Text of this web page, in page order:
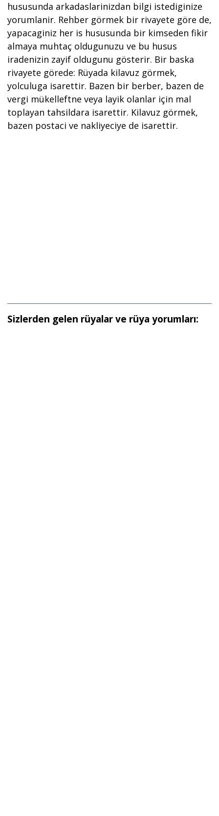
hususunda arkadaslarinizdan bilgi istediginize
yorumlanir. Rehber görmek bir rivayete göre de,
yapacaginiz her is hususunda bir kimseden fikir
almaya muhtaç oldugunuzu ve bu husus
iradenizin zayif oldugunu gösterir. Bir baska
rivayete görede: Rüyada kilavuz görmek,
yolculuga isarettir. Bazen bir berber, bazen de
vergi mükelleftne veya layik olanlar için mal
toplayan tahsildara isarettir. Kilavuz görmek,
bazen postaci ve nakliyeciye de isarettir.
Sizlerden gelen rüyalar ve rüya yorumları: